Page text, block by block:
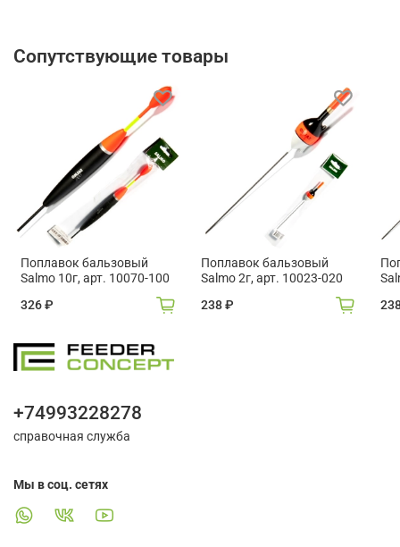
Сопутствующие товары
Поплавок бальзовый
Salmo 10г, арт. 10070-100
326 ₽
Поплавок бальзовый
Salmo 2г, арт. 10023-020
238 ₽
+74993228278
справочная служба
Мы в соц. сетях